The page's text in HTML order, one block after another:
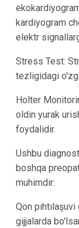
kardiyogram
elektr
Stress Test:
tezligidagi
Holter
oldin yurak
foydalidir.
Ushbu
boshqa
muhimdir:
Qon
gijjalarda